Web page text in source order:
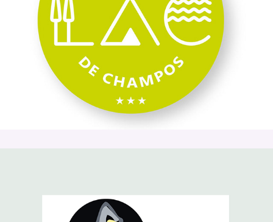
Domaine du lac de Champos